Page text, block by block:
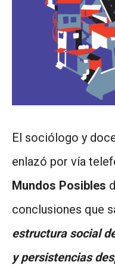
El sociólogo y
enlazó por vía
Mundos Posibles
conclusiones que
estructura social
y persistencias